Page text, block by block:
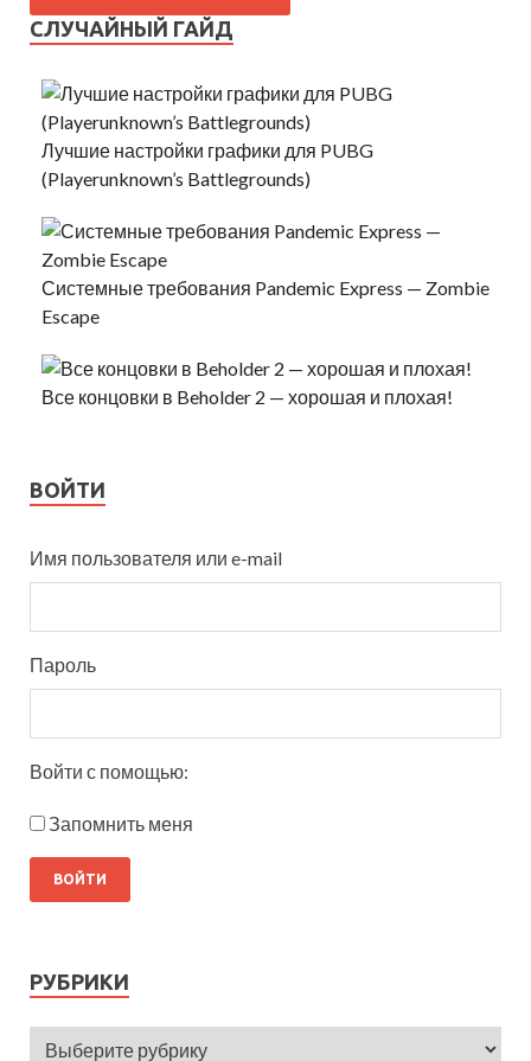
СЛУЧАЙНЫЙ ГАЙД
Лучшие настройки графики для PUBG
(Playerunknown’s Battlegrounds)
Системные требования Pandemic Express — Zombie
Escape
Все концовки в Beholder 2 — хорошая и плохая!
ВОЙТИ
Имя пользователя или e-mail
Пароль
Войти с помощью:
Запомнить меня
РУБРИКИ